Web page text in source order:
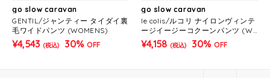
go slow caravan
GENTIL/ジャンティー タイダイ裏
毛ワイドパンツ (WOMENS)
¥4,543 (税込) 30% OFF
go slow caravan
le colis/ルコリ ナイロンヴィンテ
ージイージーコクーンパンツ (W
OMENS)
¥4,158 (税込) 30% OFF